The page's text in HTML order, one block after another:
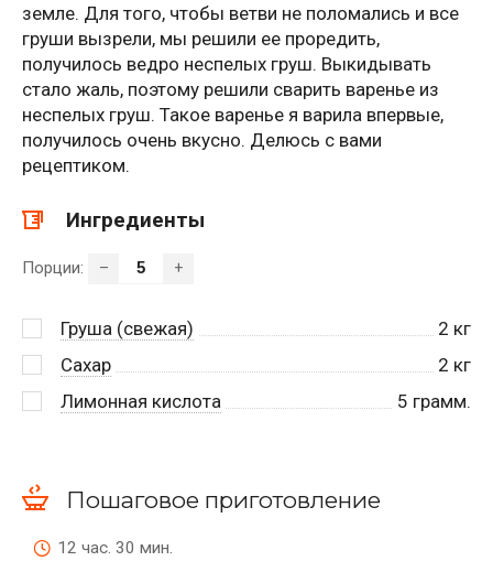
земле. Для того, чтобы ветви не поломались и все
груши вызрели, мы решили ее проредить,
получилось ведро неспелых груш. Выкидывать
стало жаль, поэтому решили сварить варенье из
неспелых груш. Такое варенье я варила впервые,
получилось очень вкусно. Делюсь с вами
рецептиком.
Ингредиенты
Порции: – +
Груша (свежая) 2 кг
Сахар
2 кг
Лимонная кислота
5 грамм.
Пошаговое приготовление
12 час. 30 мин.